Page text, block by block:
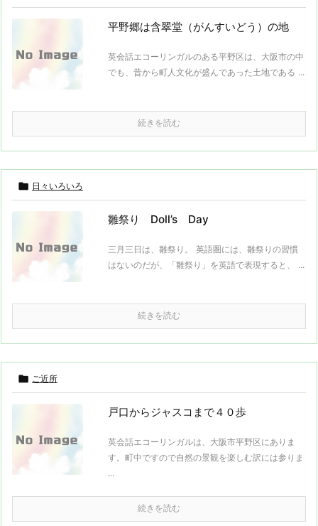
平野郷は含翠堂（がんすいどう）の地
英会話エコーリンガルのある平野区は、大阪市の中
でも、昔から町人文化が盛んであった土地である ...
続きを読む
 日々いろいろ
雛祭り Doll’s Day
三月三日は、雛祭り。 英語圏には、雛祭りの習慣
はないのだが、「雛祭り」を英語で表現すると、 ...
続きを読む
 ご近所
戸口からジャスコまで４０歩
英会話エコーリンガルは、大阪市平野区にありま
す。町中ですので自然の景観を楽しむ訳には参りま
...
続きを読む